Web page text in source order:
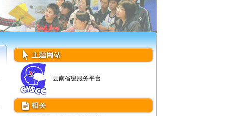
云南省级服务平台